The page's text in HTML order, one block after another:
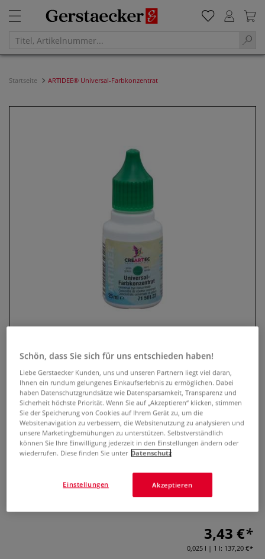
Startseite ARTIDEE® Universal-Farbkonzentrat
ARTIDEE® Universal-
Farbkonzentrat
0 Bewertungen
Vermischen mit wässrigen Lacken, Klebstoffe, Gieß- und
Spachtelmassen. In zahlreichen Farbtönen erhältlich.
3,43 €
0,025 l | 1 l: 137,20 €
Schön, dass Sie sich für uns entschieden haben!
Liebe Gerstaecker Kunden, uns und unseren Partnern liegt viel daran,
Ihnen ein rundum gelungenes Einkaufserlebnis zu ermöglichen. Dabei
haben Datenschutzgrundsätze wie Datensparsamkeit, Transparenz und
Sicherheit höchste Priorität. Wenn Sie auf „Akzeptieren“ klicken, stimmen
Sie der Speicherung von Cookies auf Ihrem Gerät zu, um die
Websitenavigation zu verbessern, die Websitenutzung zu analysieren und
unsere Marketingbemühungen zu unterstützen. Selbstverständlich
können Sie Ihre Einwilligung jederzeit in den Einstellungen ändern oder
wiederrufen. Diese finden Sie unter Datenschutz
Akzeptieren
Einstellungen